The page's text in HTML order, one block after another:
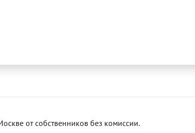
от собственников без комиссии.